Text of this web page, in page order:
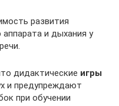
развития
и дыхания у
дидактические игры
и предупреждают
при обучении